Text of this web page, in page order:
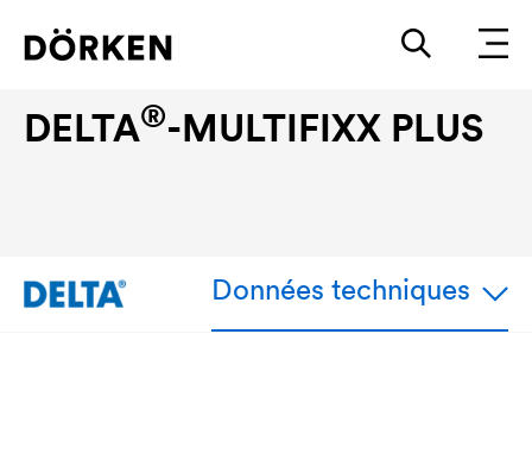
DELTA®-MULTIFIXX PLUS
Données techniques